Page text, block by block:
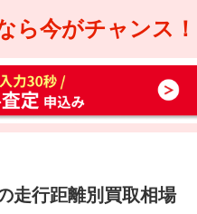
ら今がチャンス！
走行距離別買取相場